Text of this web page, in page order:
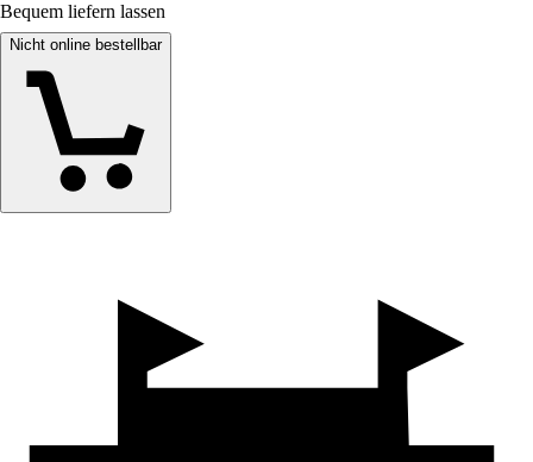
Bequem liefern lassen
Nicht online bestellbar